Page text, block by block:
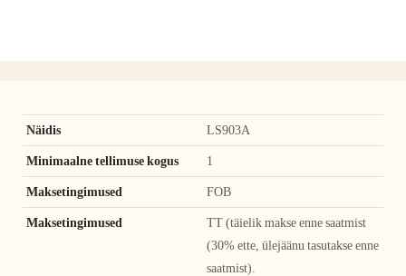
Näidis LS903A
Minimaalne tellimuse kogus 1
Maksetingimused FOB
Maksetingimused
TT (täielik makse enne saatmist
(30% ette, ülejäänu tasutakse enne
saatmist).